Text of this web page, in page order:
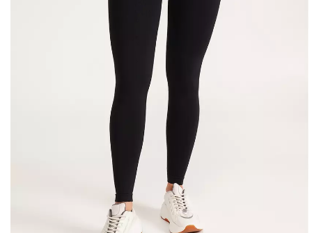
Бесшовные леггинсы из
микрофибры LEGGINGS
Бесшовная бразилиана с
легкой коррекцией
BRASILIAN SHAPEWEAR
black (черный) Giulia
258 грн.